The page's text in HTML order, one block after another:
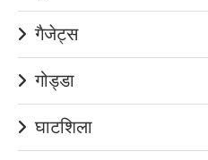
गैजेट्स
गोड्डा
घाटशिला